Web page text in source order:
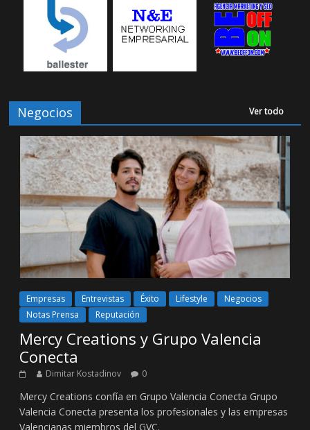
Negocios Ver todo
Empresas Entrevistas Éxito Lifestyle
Negocios
Notas Prensa
Reputación
Mercy Creations y Grupo Valencia
Conecta
Dimitar Kostadinov 0
Mercy Creations confía en Grupo Valencia Conecta Grupo
Valencia Conecta presenta los profesionales y las empresas
Valencianas miembros del GVC.